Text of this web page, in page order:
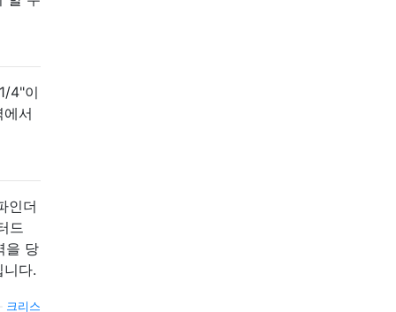
4"이
서
인더
드
을 당
다.
크리스